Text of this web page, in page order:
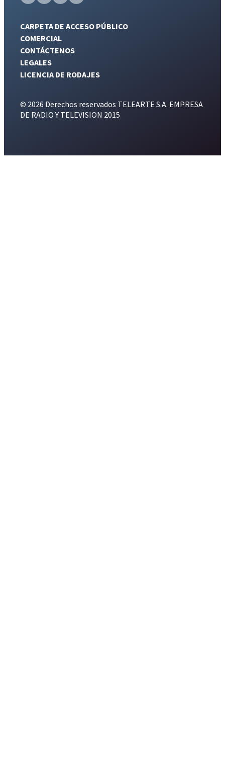
CARPETA DE ACCESO PÚBLICO
COMERCIAL
CONTÁCTENOS
LEGALES
LICENCIA DE RODAJES
© 2026 Derechos reservados TELEARTE S.A. EMPRESA
DE RADIO Y TELEVISION 2015